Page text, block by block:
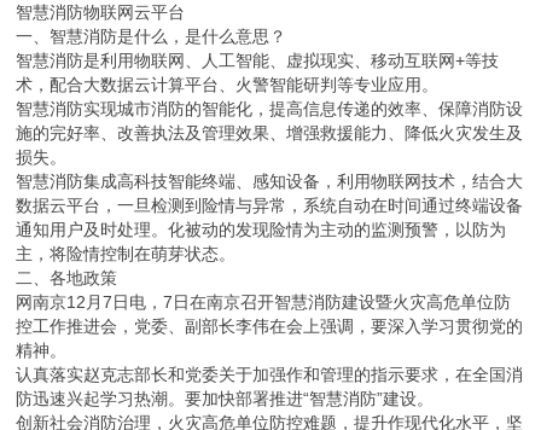
智慧消防物联网云平台
一、智慧消防是什么，是什么意思？
智慧消防是利用物联网、人工智能、虚拟现实、移动互联网+等技
术，配合大数据云计算平台、火警智能研判等专业应用。
智慧消防实现城市消防的智能化，提高信息传递的效率、保障消防设
施的完好率、改善执法及管理效果、增强救援能力、降低火灾发生及
损失。
智慧消防集成高科技智能终端、感知设备，利用物联网技术，结合大
数据云平台，一旦检测到险情与异常，系统自动在时间通过终端设备
通知用户及时处理。化被动的发现险情为主动的监测预警，以防为
主，将险情控制在萌芽状态。
二、各地政策
网南京12月7日电，7日在南京召开智慧消防建设暨火灾高危单位防
控工作推进会，党委、副部长李伟在会上强调，要深入学习贯彻党的
精神。
认真落实赵克志部长和党委关于加强作和管理的指示要求，在全国消
防迅速兴起学习热潮。要加快部署推进“智慧消防”建设。
创新社会消防治理，火灾高危单位防控难题，提升作现代化水平，坚